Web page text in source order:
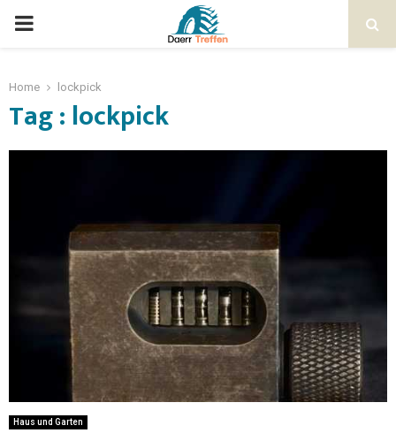
Home lockpick
Tag : lockpick
Haus und Garten